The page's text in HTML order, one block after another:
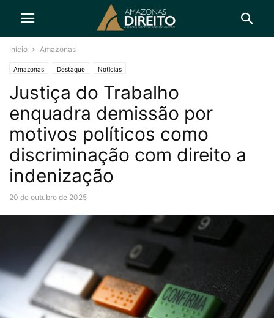
Início Amazonas
Amazonas Destaque Notícias
Justiça do Trabalho
enquadra demissão por
motivos políticos como
discriminação com direito a
indenização
20 de outubro de 2025